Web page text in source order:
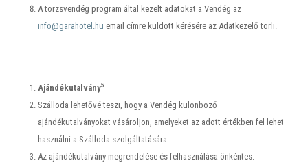
A törzsvendég program által kezelt adatokat a Vendég az
info@garahotel.hu email címre küldött kérésére az Adatkezelő törli.
Ajándékutalvány5
Szálloda lehetővé teszi, hogy a Vendég különböző
ajándékutalványokat vásároljon, amelyeket az adott értékben fel lehet
használni a Szálloda szolgáltatására.
Az ajándékutalvány megrendelése és felhasználása önkéntes.